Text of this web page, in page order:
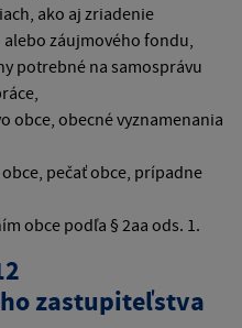
ako aj zriadenie
záujmového fondu,
potrebné na samosprávu
obce, obecné vyznamenania
pečať obce, prípadne
obce podľa § 2aa ods. 1.
zastupiteľstva